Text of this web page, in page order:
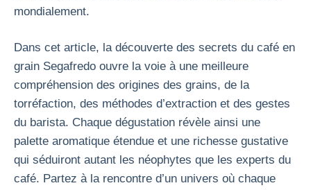
mondialement.
Dans cet article, la découverte des secrets du café en
grain Segafredo ouvre la voie à une meilleure
compréhension des origines des grains, de la
torréfaction, des méthodes d’extraction et des gestes
du barista. Chaque dégustation révèle ainsi une
palette aromatique étendue et une richesse gustative
qui séduiront autant les néophytes que les experts du
café. Partez à la rencontre d’un univers où chaque